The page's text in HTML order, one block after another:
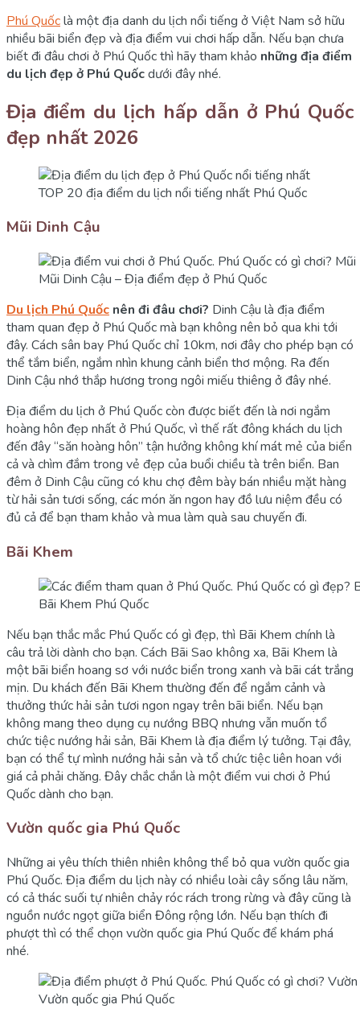
Phú Quốclà một địa danh du lịch nổi tiếng ở Việt Nam sở hữu
nhiều bãi biển đẹp và địa điểm vui chơi hấp dẫn. Nếu bạn chưa
biết đi đâu chơi ở Phú Quốc thì hãy tham khảo những địa điểm
du lịch đẹp ở Phú Quốcdưới đây nhé.
Địa điểm du lịch hấp dẫn ở Phú Quốc
đẹp nhất 2026
TOP 20 địa điểm du lịch nổi tiếng nhất Phú Quốc
Mũi Dinh Cậu
Mũi Dinh Cậu – Địa điểm đẹp ở Phú Quốc
Du lịch Phú Quốc nên đi đâu chơi? Dinh Cậu là địa điểm
tham quan đẹp ở Phú Quốc mà bạn không nên bỏ qua khi tới
đây. Cách sân bay Phú Quốc chỉ 10km, nơi đây cho phép bạn có
thể tắm biển, ngắm nhìn khung cảnh biển thơ mộng. Ra đến
Dinh Cậu nhớ thắp hương trong ngôi miếu thiêng ở đây nhé.
Địa điểm du lịch ở Phú Quốc còn được biết đến là nơi ngắm
hoàng hôn đẹp nhất ở Phú Quốc, vì thế rất đông khách du lịch
đến đây “săn hoàng hôn” tận hưởng không khí mát mẻ của biển
cả và chìm đắm trong vẻ đẹp của buổi chiều tà trên biển. Ban
đêm ở Dinh Cậu cũng có khu chợ đêm bày bán nhiều mặt hàng
từ hải sản tươi sống, các món ăn ngon hay đồ lưu niệm đều có
đủ cả để bạn tham khảo và mua làm quà sau chuyến đi.
Bãi Khem
Bãi Khem Phú Quốc
Nếu bạn thắc mắc Phú Quốc có gì đẹp, thì Bãi Khem chính là
câu trả lời dành cho bạn. Cách Bãi Sao không xa, Bãi Khem là
một bãi biển hoang sơ với nước biển trong xanh và bãi cát trắng
mịn. Du khách đến Bãi Khem thường đến để ngắm cảnh và
thưởng thức hải sản tươi ngon ngay trên bãi biển. Nếu bạn
không mang theo dụng cụ nướng BBQ nhưng vẫn muốn tổ
chức tiệc nướng hải sản, Bãi Khem là địa điểm lý tưởng. Tại đây,
bạn có thể tự mình nướng hải sản và tổ chức tiệc liên hoan với
giá cả phải chăng. Đây chắc chắn là một điểm vui chơi ở Phú
Quốc dành cho bạn.
Vườn quốc gia Phú Quốc
Những ai yêu thích thiên nhiên không thể bỏ qua vườn quốc gia
Phú Quốc. Địa điểm du lịch này có nhiều loài cây sống lâu năm,
có cả thác suối tự nhiên chảy róc rách trong rừng và đây cũng là
nguồn nước ngọt giữa biển Đông rộng lớn. Nếu bạn thích đi
phượt thì có thể chọn vườn quốc gia Phú Quốc để khám phá
nhé.
Vườn quốc gia Phú Quốc